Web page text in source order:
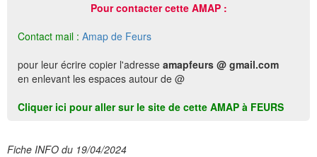
Pour contacter cette AMAP :
Contact mail : Amap de Feurs
pour leur écrire copier l'adresse amapfeurs @ gmail.com
en enlevant les espaces autour de @
Cliquer ici pour aller sur le site de cette AMAP à FEURS
Fiche INFO du 19/04/2024